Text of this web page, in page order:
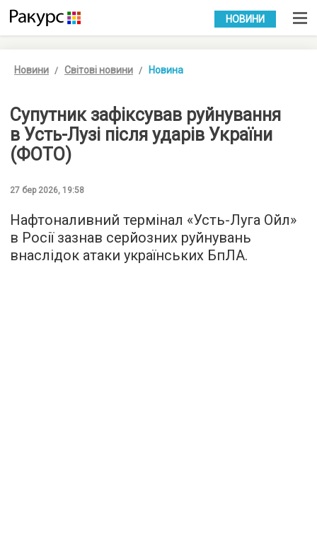
УКР РУС
НОВИНИ
Новини Світові новини Новина
Супутник зафіксував руйнування
в Усть-Лузі після ударів України
(ФОТО)
27 бер 2026, 19:58
Нафтоналивний термінал «Усть-Луга Ойл»
в Росії зазнав серйозних руйнувань
внаслідок атаки українських БпЛА.